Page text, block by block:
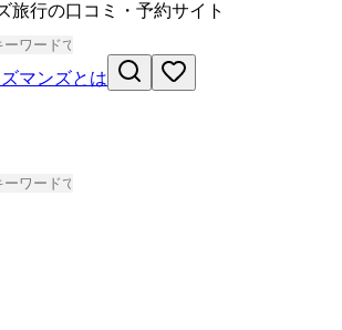
旅行の口コミ・予約サイト
マンズとは